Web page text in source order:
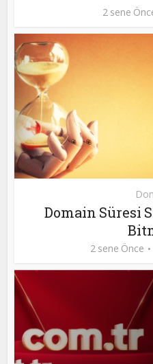
2 sene
Domain Süresi
2 sene Önce